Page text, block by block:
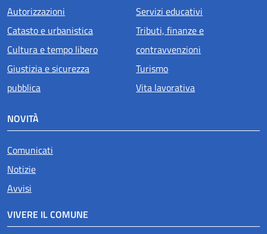
Autorizzazioni
Catasto e urbanistica
Cultura e tempo libero
Giustizia e sicurezza
pubblica
Servizi educativi
Tributi, finanze e
contravvenzioni
Turismo
Vita lavorativa
NOVITÀ
Comunicati
Notizie
Avvisi
VIVERE IL COMUNE